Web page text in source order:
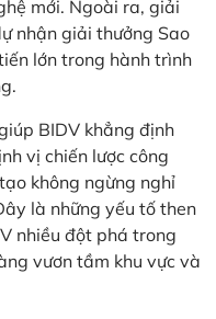
mới. Ngoài ra, giải
nhận giải thưởng Sao
lớn trong hành trình
BIDV khẳng định
vị chiến lược công
không ngừng nghỉ
là những yếu tố then
nhiều đột phá trong
vươn tầm khu vực và